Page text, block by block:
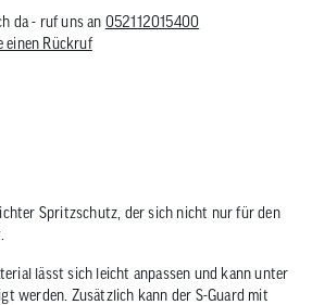
da - ruf uns an 052112015400
einen Rückruf
Spritzschutz, der sich nicht nur für den
lässt sich leicht anpassen und kann unter
werden. Zusätzlich kann der S-Guard mit